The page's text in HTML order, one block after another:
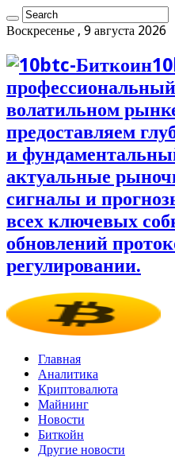
Воскресенье , 9 августа 2026
волатильном
предоставляем
и
актуальные
сигналы и
всех ключевых
обновлений
регулировании.
Главная
Аналитика
Криптовалюта
Майнинг
Новости
Биткойн
Другие новости